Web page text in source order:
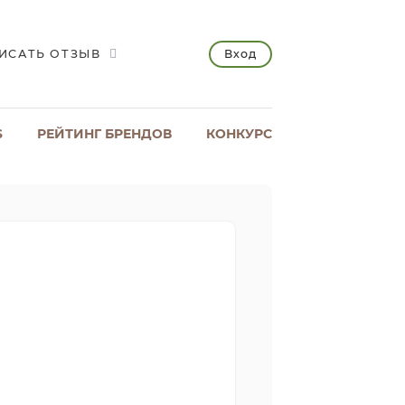
ОТЗЫВ Вход
РЕЙТИНГ БРЕНДОВ КОНКУРС